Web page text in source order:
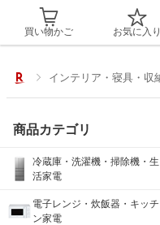
買い物かご お気に入り
インテリア・寝具・収
商品カテゴリ
冷蔵庫・洗濯機・掃除機・生
活家電
電子レンジ・炊飯器・キッチ
ン家電